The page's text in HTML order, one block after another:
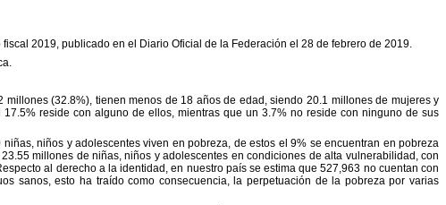
2019, publicado en el Diario Oficial de la Federación el 28 de febrero de 2019.
millones (32.8%), tienen menos de 18 años de edad, siendo 20.1 millones de mujeres y
reside con alguno de ellos, mientras que un 3.7% no reside con ninguno de sus
niños y adolescentes viven en pobreza, de estos el 9% se encuentran en pobreza
millones de niñas, niños y adolescentes en condiciones de alta vulnerabilidad, con
al derecho a la identidad, en nuestro país se estima que 527,963 no cuentan con
sanos, esto ha traído como consecuencia, la perpetuación de la pobreza por varias